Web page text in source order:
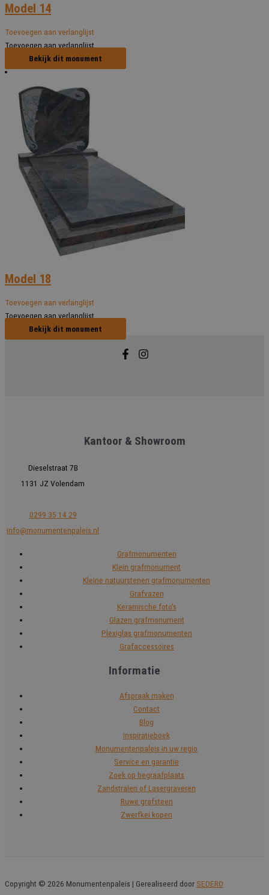
Model 14
Toevoegen aan verlanglijst
Toevoegen aan verlanglijst
Bekijk dit monument
Model 18
Toevoegen aan verlanglijst
Toevoegen aan verlanglijst
Bekijk dit monument
Kantoor & Showroom
Dieselstraat 7B
1131 JZ Volendam
0299 35 14 29
info@monumentenpaleis.nl
Grafmonumenten
Klein grafmonument
Kleine natuurstenen grafmonumenten
Grafvazen
Keramische foto's
Glazen grafmonument
Plexiglas grafmonumenten
Grafaccessoires
Informatie
Afspraak maken
Contact
Blog
Inspiratieboek
Monumentenpaleis in uw regio
Service en garantie
Zoek op begraafplaats
Zandstralen of Lasergraveren
Ruwe grafsteen
Zwerfkei kopen
Copyright © 2026 Monumentenpaleis | Gerealiseerd door SEDERO